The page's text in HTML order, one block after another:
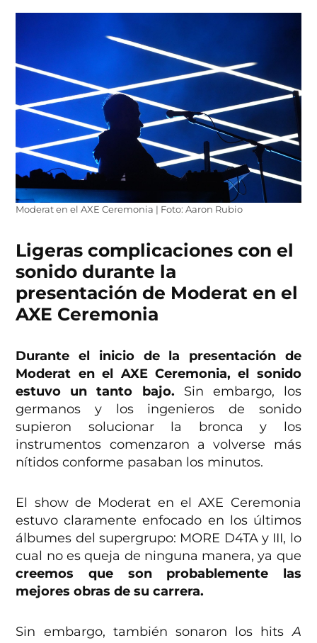
Moderat en el AXE Ceremonia | Foto: Aaron Rubio
Ligeras complicaciones con el
sonido durante la
presentación de Moderat en el
AXE Ceremonia
Durante el inicio de la presentación de
Moderat en el AXE Ceremonia, el sonido
estuvo un tanto bajo. Sin embargo, los
germanos y los ingenieros de sonido
supieron solucionar la bronca y los
instrumentos comenzaron a volverse más
nítidos conforme pasaban los minutos.
El show de Moderat en el AXE Ceremonia
estuvo claramente enfocado en los últimos
álbumes del supergrupo: MORE D4TA y III, lo
cual no es queja de ninguna manera, ya que
creemos que son probablemente las
mejores obras de su carrera.
Sin embargo, también sonaron los hitsA